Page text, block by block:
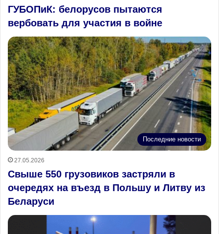
ГУБОПиК: белорусов пытаются
вербовать для участия в войне
Последние новости
27.05.2026
Свыше 550 грузовиков застряли в
очередях на въезд в Польшу и Литву из
Беларуси